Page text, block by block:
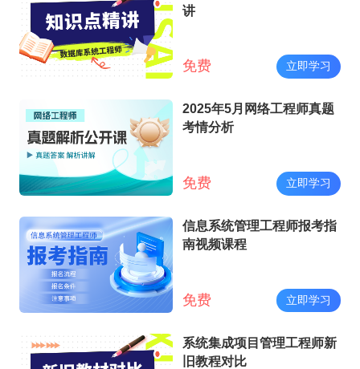
讲
免费 立即学习
2025年5月网络工程师真题
考情分析
免费 立即学习
信息系统管理工程师报考指
南视频课程
免费 立即学习
系统集成项目管理工程师新
旧教程对比